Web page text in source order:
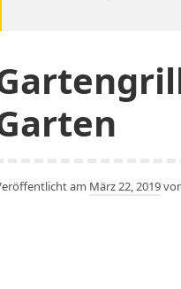
am März 22, 2019